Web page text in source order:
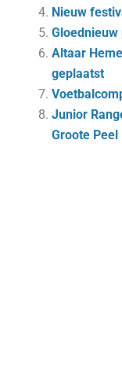
Nieuw
Altaar
geplaatst
Junior
Groote Peel